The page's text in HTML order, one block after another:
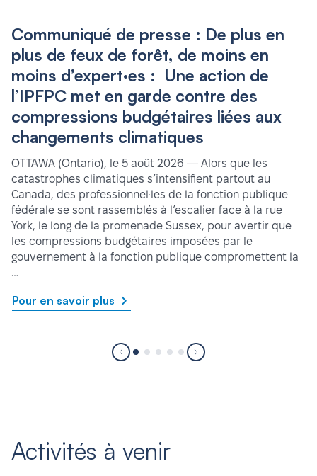
Communiqué de presse : De plus en
plus de feux de forêt, de moins en
moins d’expert·es : Une action de
l’IPFPC met en garde contre des
compressions budgétaires liées aux
changements climatiques
OTTAWA (Ontario), le 5 août 2026 — Alors que les
catastrophes climatiques s’intensifient partout au
Canada, des professionnel·les de la fonction publique
fédérale se sont rassemblés à l’escalier face à la rue
York, le long de la promenade Sussex, pour avertir que
les compressions budgétaires imposées par le
gouvernement à la fonction publique compromettent la
…
Pour en savoir plus
Activités à venir